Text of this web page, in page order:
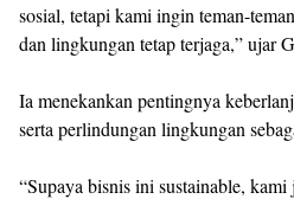
sosial, tetapi kami ingin teman-
dan lingkungan tetap terjaga,” ujar
Ia menekankan pentingnya
serta perlindungan lingkungan
“Supaya bisnis ini sustainable,